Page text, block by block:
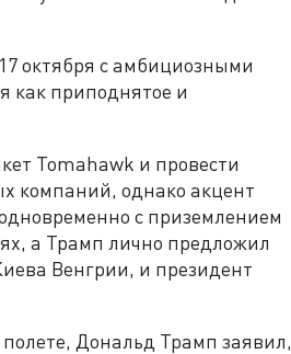
октября с амбициозными
как приподнятое и
Tomahawk и провести
компаний, однако акцент
с приземлением
а Трамп лично предложил
Венгрии, и президент
полете, Дональд Трамп заявил,